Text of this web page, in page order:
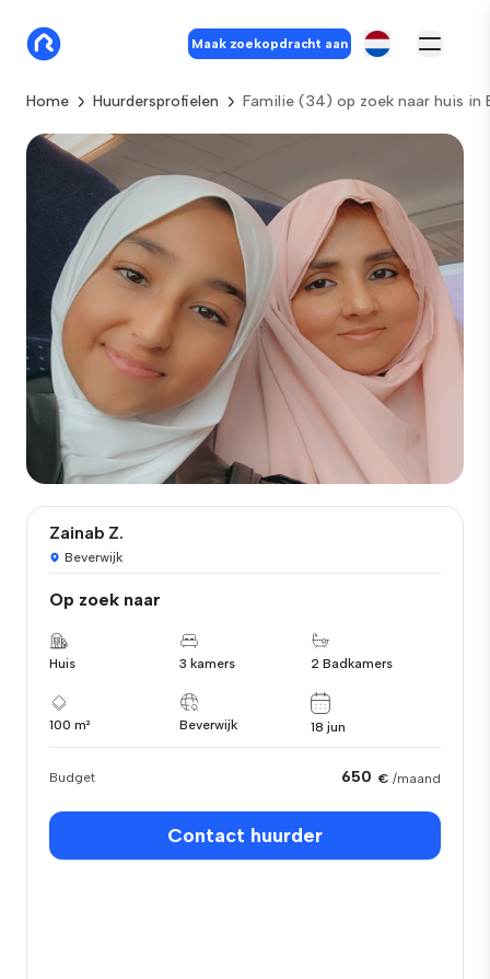
Maak zoekopdracht aan
Home Huurdersprofielen Familie (34) op zoek naar huis in
Zainab Z.
Beverwijk
Op zoek naar
Huis 3 kamers 2 Badkamers
100 m² Beverwijk 18 jun
Budget 650 € /maand
Contact huurder